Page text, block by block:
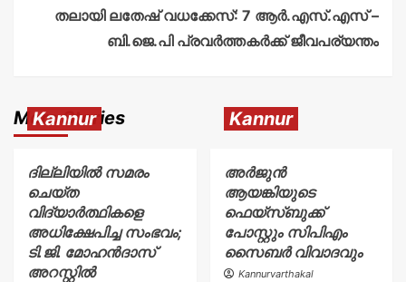
തലായി ലതേഷ് വധക്കേസ്: 7 ആർ.എസ്.എസ് –
ബി.ജെ.പി പ്രവർത്തകർക്ക് ജീവപര്യന്തം
More Stories
Kannur
ദില്ലിയിൽ സമരം
ചെയ്ത
വിദ്യാർത്ഥികളെ
അധിക്ഷേപിച്ച സംഭവം;
ടി.ജി. മോഹൻദാസ്
അറസ്റ്റിൽ
Kannur
അര്‍ജുന്‍
ആയങ്കിയുടെ
ഫെയ്‌സ്ബുക്ക്
പോസ്റ്റും സിപിഎം
സൈബര്‍ വിവാദവും
Kannurvarthakal